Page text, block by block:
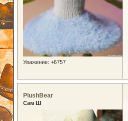
Уважение: +6757
PlushBear
Сам Ш